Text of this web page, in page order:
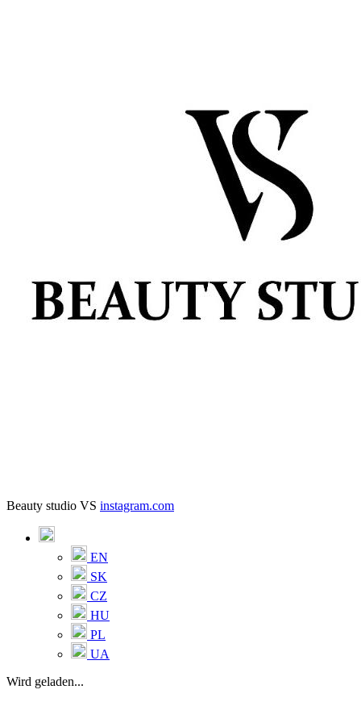
Beauty studio VS instagram.com
EN
SK
CZ
HU
PL
UA
Wird geladen...